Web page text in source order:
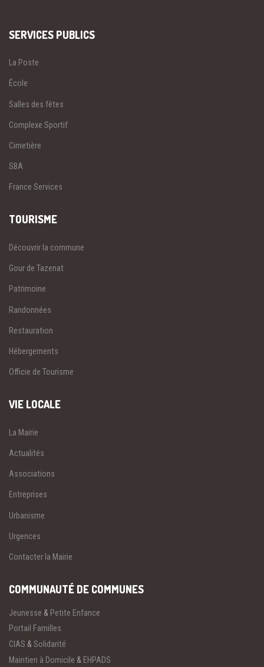
SERVICES PUBLICS
La Poste
École
Salles des fêtes
Complexe Sportif
Cimetière
SBA
France Services
TOURISME
Découvrir la commune
Gour de Tazenat
Patrimoine
Randonnées
Restauration
Hébergements
Officie de Tourisme
VIE LOCALE
La Mairie
Actualités
Associations
Entreprises
Urbanisme
Urgences
Contacter la Mairie
COMMUNAUTÉ DE COMMUNES
Jeunesse & Petite Enfance
Portail Familles
CIAS &Solidarité
Maintien à Domicile & EHPADS